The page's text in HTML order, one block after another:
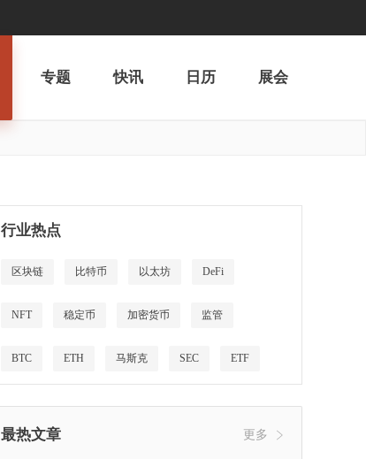
专题 快讯 日历 展会
行业热点
区块链 比特币 以太坊 DeFi
NFT 稳定币 加密货币 监管
BTC ETH 马斯克 SEC ETF
最热文章 更多